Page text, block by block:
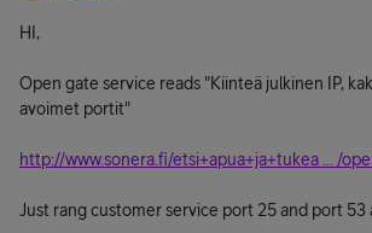
HI,
Open gate service reads "Kiinteä julkinen IP,
avoimet portit"
http://www.sonera.fi/etsi+apua+ja+tukea ... /
Just rang customer service port 25 and port 53